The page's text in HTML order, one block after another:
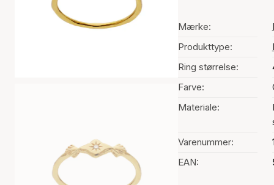
Mærke:
Produkttype:
Ring størrelse:
Farve:
Materiale:
Varenummer:
EAN: